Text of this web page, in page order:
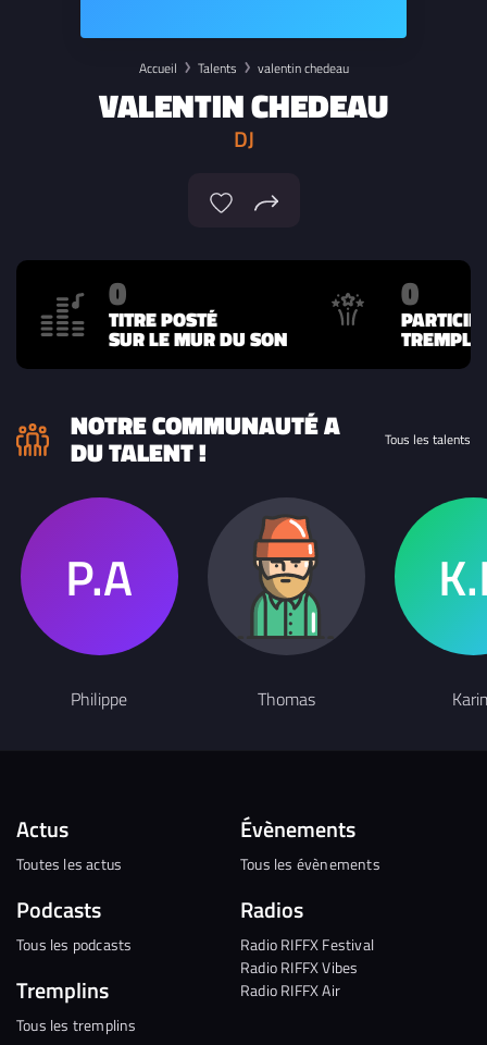
Accueil Talents valentin chedeau
VALENTIN CHEDEAU
DJ
0
TITRE POSTÉ
SUR LE MUR DU SON
0
NOTRE COMMUNAUTÉ A
DU TALENT ! Tous les talents
Philippe Thomas
Actus
Toutes les actus
Podcasts
Tous les podcasts
Tremplins
Tous les tremplins
Évènements
Tous les évènements
Radios
Radio RIFFX Festival
Radio RIFFX Vibes
Radio RIFFX Air